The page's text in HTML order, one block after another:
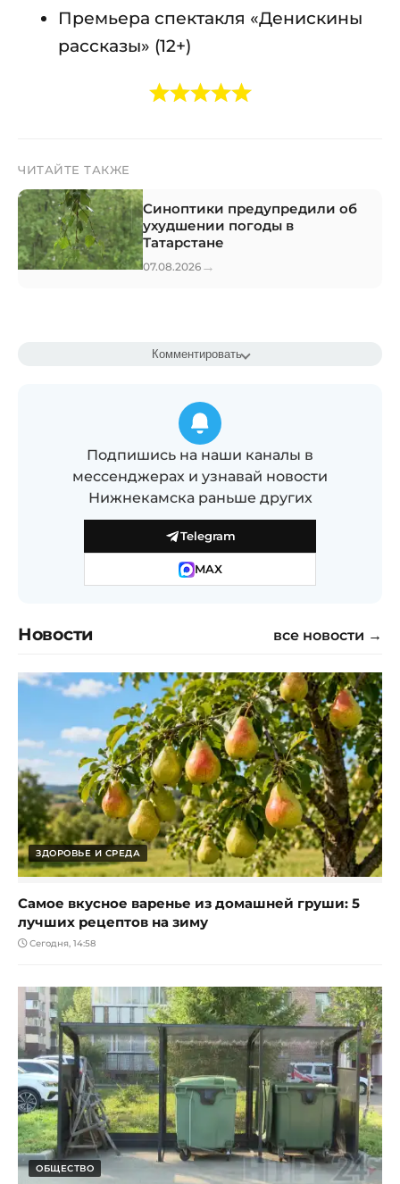
Премьера спектакля «Денискины
рассказы» (12+)
ЧИТАЙТЕ ТАКЖЕ
Синоптики предупредили об
ухудшении погоды в
Татарстане
07.08.2026 →
Комментировать
Подпишись на наши каналы в
мессенджерах и узнавай новости
Нижнекамска раньше других
Telegram
MAX
Новости все новости →
ЗДОРОВЬЕ И СРЕДА
Самое вкусное варенье из домашней груши: 5
лучших рецептов на зиму
Сегодня, 14:58
ОБЩЕСТВО